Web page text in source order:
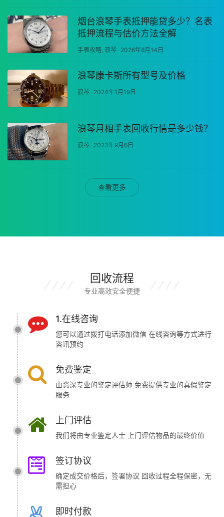
烟台浪琴手表抵押能贷多少？名表
抵押流程与估价方法全解
手表攻略 浪琴 2026年6月14日
浪琴康卡斯所有型号及价格
浪琴 2024年1月19日
浪琴月相手表回收行情是多少钱？
浪琴 2023年9月6日
查看更多
回收流程
专业高效安全便捷
1.在线咨询
您可以通过拨打电话添加微信 在线咨询等方式进行
咨讯预约
免费鉴定
由资深专业的鉴定评估师 免费提供专业的真假鉴定
服务
上门评估
我们将由专业鉴定人士 上门评估物品的最终价值
签订协议
确定成交价格后，签署协议 回收过程全程保密，无
需担心
即时付款